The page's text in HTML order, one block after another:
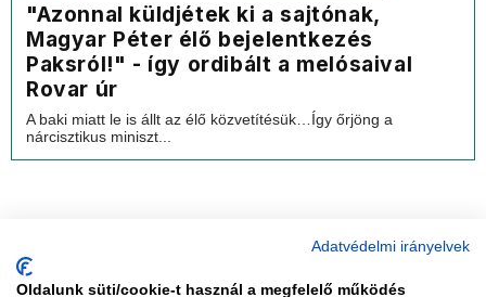
"Azonnal küldjétek ki a sajtónak,
Magyar Péter élő bejelentkezés
Paksról!" - így ordibált a melósaival
Rovar úr
A baki miatt le is állt az élő közvetítésük…Így őrjöng a
nárcisztikus miniszt...
Adatvédelmi irányelvek
Oldalunk süti/cookie-t használ a megfelelő működés